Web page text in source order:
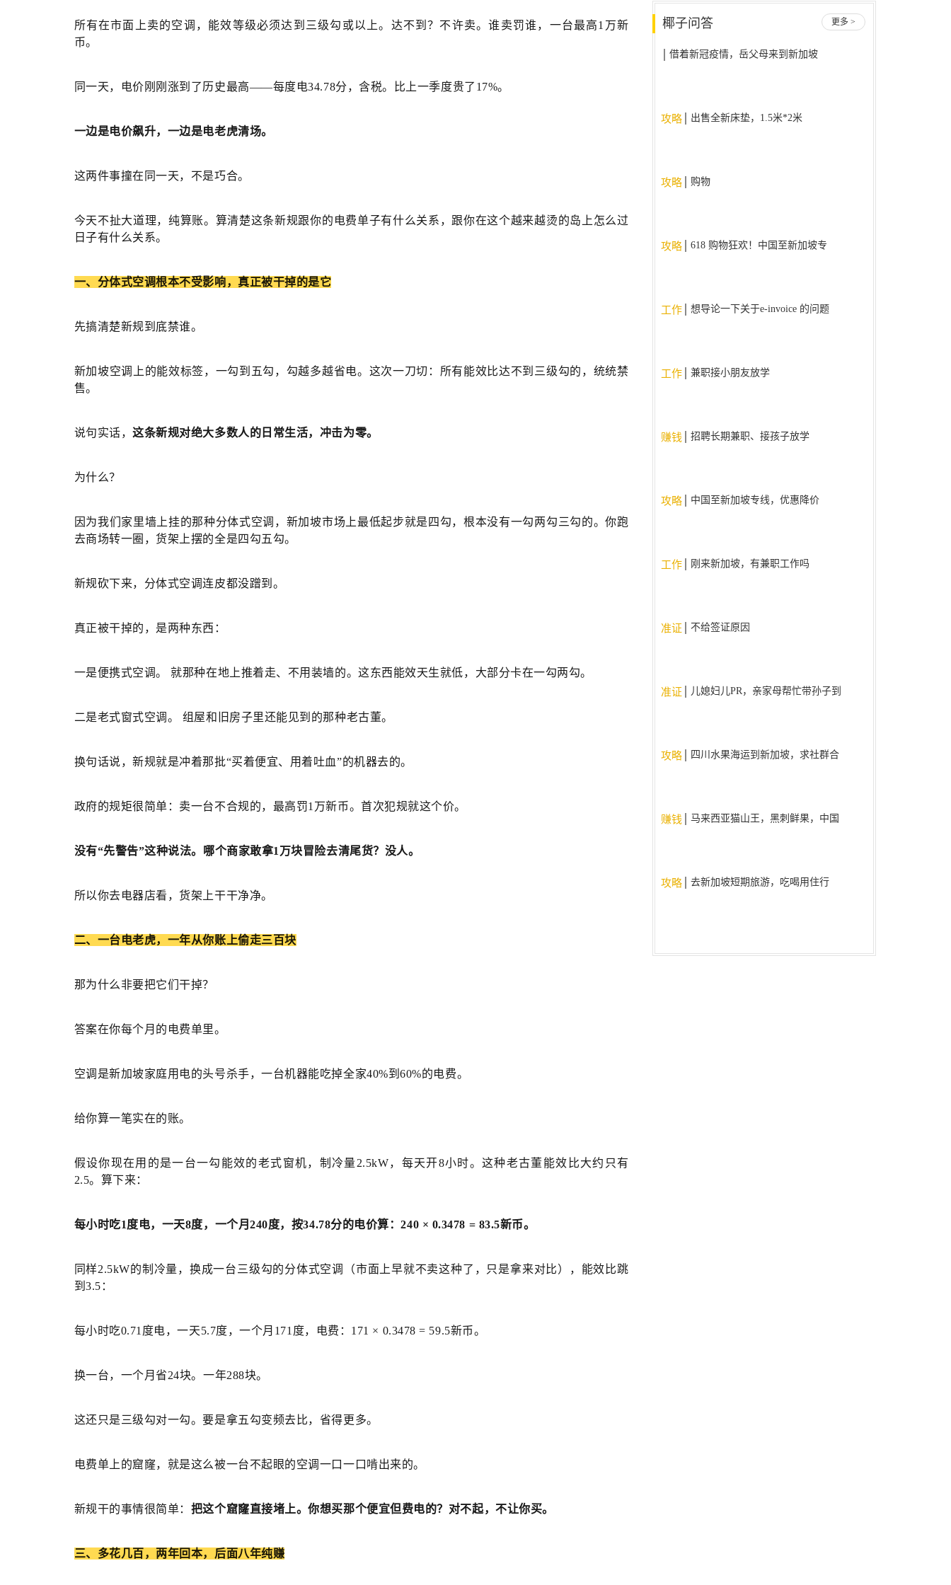
所有在市面上卖的空调，能效等级必须达到三级勾或以上。达不到？不许卖。谁卖罚谁，一台最高1万新
币。
同一天，电价刚刚涨到了历史最高——每度电34.78分，含税。比上一季度贵了17%。
一边是电价飙升，一边是电老虎清场。
这两件事撞在同一天，不是巧合。
今天不扯大道理，纯算账。算清楚这条新规跟你的电费单子有什么关系，跟你在这个越来越烫的岛上怎么过
日子有什么关系。
一、 分体式空调根本不受影响，真正被干掉的是它
先搞清楚新规到底禁谁。
新加坡空调上的能效标签，一勾到五勾，勾越多越省电。这次一刀切：所有能效比达不到三级勾的，统统禁
售。
说句实话，这条新规对绝大多数人的日常生活，冲击为零。
为什么？
因为我们家里墙上挂的那种分体式空调，新加坡市场上最低起步就是四勾，根本没有一勾两勾三勾的。你跑
去商场转一圈，货架上摆的全是四勾五勾。
新规砍下来，分体式空调连皮都没蹭到。
真正被干掉的，是两种东西：
一是便携式空调。 就那种在地上推着走、不用装墙的。这东西能效天生就低，大部分卡在一勾两勾。
二是老式窗式空调。 组屋和旧房子里还能见到的那种老古董。
换句话说，新规就是冲着那批“买着便宜、用着吐血”的机器去的。
政府的规矩很简单：卖一台不合规的，最高罚1万新币。首次犯规就这个价。
没有“先警告”这种说法。哪个商家敢拿1万块冒险去清尾货？没人。
所以你去电器店看，货架上干干净净。
二、 一台电老虎，一年从你账上偷走三百块
那为什么非要把它们干掉？
答案在你每个月的电费单里。
空调是新加坡家庭用电的头号杀手，一台机器能吃掉全家40%到60%的电费。
给你算一笔实在的账。
假设你现在用的是一台一勾能效的老式窗机，制冷量2.5kW，每天开8小时。这种老古董能效比大约只有
2.5。算下来：
每小时吃1度电，一天8度，一个月240度，按34.78分的电价算：240 × 0.3478 = 83.5新币。
同样2.5kW的制冷量，换成一台三级勾的分体式空调（市面上早就不卖这种了，只是拿来对比），能效比跳
到3.5：
每小时吃0.71度电，一天5.7度，一个月171度，电费：171 × 0.3478 = 59.5新币。
换一台，一个月省24块。一年288块。
这还只是三级勾对一勾。要是拿五勾变频去比，省得更多。
电费单上的窟窿，就是这么被一台不起眼的空调一口一口啃出来的。
新规干的事情很简单： 把这个窟窿直接堵上。你想买那个便宜但费电的？对不起，不让你买。
三、 多花几百，两年回本，后面八年纯赚
椰子问答 更多 >
借着新冠疫情，岳父母来到新加坡
攻略 出售全新床垫，1.5米*2米
攻略 购物
攻略
618 购物狂欢！中国至新加坡专
工作 想导论一下关于e-invoice 的问题
工作 兼职接小朋友放学
赚钱 招聘长期兼职、接孩子放学
攻略
中国至新加坡专线，优惠降价
工作 刚来新加坡，有兼职工作吗
准证 不给签证原因
准证
儿媳妇儿PR，亲家母帮忙带孙子到
攻略
四川水果海运到新加坡，求社群合
赚钱
马来西亚猫山王，黑刺鲜果，中国
攻略
去新加坡短期旅游，吃喝用住行